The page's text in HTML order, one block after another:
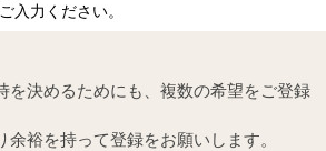
入力ください。
決めるためにも、複数の希望をご登録
裕を持って登録をお願いします。